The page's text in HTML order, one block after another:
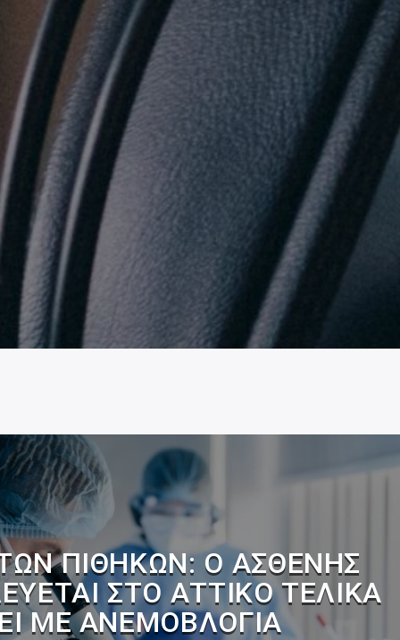
ΠΙΘΉΚΩΝ: Ο ΑΣΘΕΝΉΣ
ΣΤΟ ΑΤΤΙΚΌ ΤΕΛΙΚΆ
ΜΕ ΑΝΕΜΟΒΛΟΓΙΆ